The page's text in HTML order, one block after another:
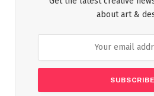
about art &